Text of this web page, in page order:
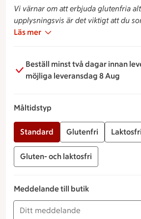
Vi värnar om att erbjuda glutenfria
upplysningsvis är det viktigt att du
medveten om att all tillverkning sker i
Läs mer
Beställ minst två dagar innan
möjliga leveransdag 8 Aug
Måltidstyp
Standard Glutenfri Laktosfri
Gluten- och laktosfri
Meddelande till butik